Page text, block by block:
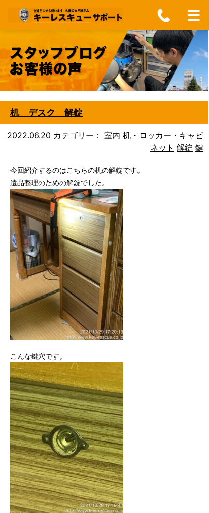
机 デスク 解錠
2022.06.20 カテゴリー： 室内 机・ロッカー・キャビ
ネット 解錠 鍵
今回紹介するのはこちらの机の解錠です。
遺品整理のための解錠でした。
こんな鍵穴です。